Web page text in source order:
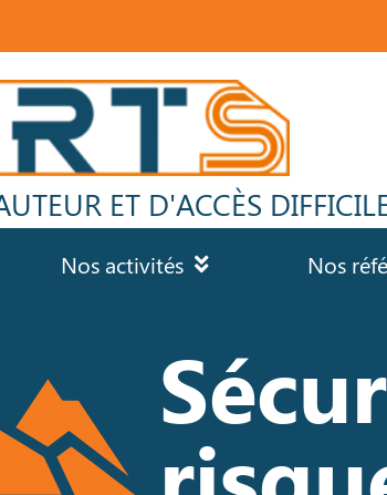
ET D'ACCÈS
Nos activités Nos
– falaises